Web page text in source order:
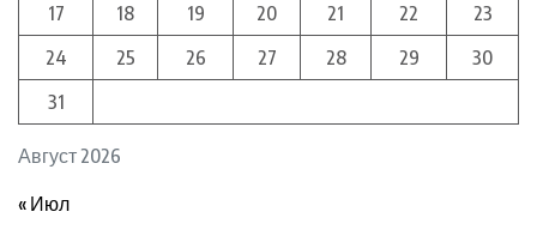
Август 2026
17
18 19 20 21 22
23
24
25 26 27 28 29
30
31
« Июл